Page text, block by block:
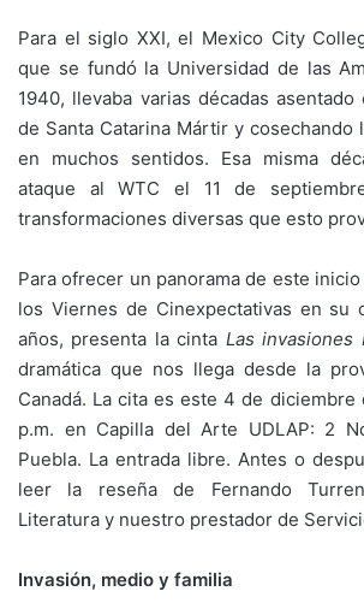
Para el siglo XXI, el Mexico City
que se fundó la Universidad de las
1940, llevaba varias décadas
de Santa Catarina Mártir y cosechando
en muchos sentidos. Esa misma
ataque al WTC el 11 de
transformaciones diversas que esto
Para ofrecer un panorama de este
los Viernes de Cinexpectativas en su
años, presenta la cinta Las invasiones
dramática que nos llega desde la
Canadá. La cita es este 4 de diciembre
p.m. en Capilla del Arte UDLAP: 2
Puebla. La entrada libre. Antes o
leer la reseña de Fernando
Literatura y nuestro prestador de
Invasión, medio y familia